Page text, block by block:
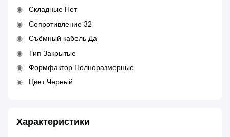
Складные Нет
Сопротивление 32
Съёмный кабель Да
Тип Закрытые
Формфактор Полноразмерные
Цвет Черный
Характеристики